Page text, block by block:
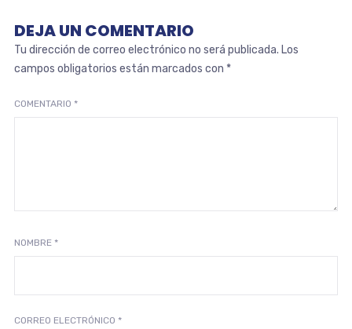
DEJA UN COMENTARIO
Tu dirección de correo electrónico no será publicada. Los
campos obligatorios están marcados con *
COMENTARIO *
NOMBRE *
CORREO ELECTRÓNICO *